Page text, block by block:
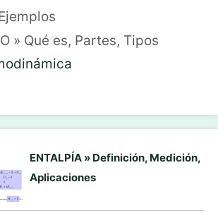
» Qué es, Partes, Tipos
ENTALPÍA » Definición, Medición,
Aplicaciones